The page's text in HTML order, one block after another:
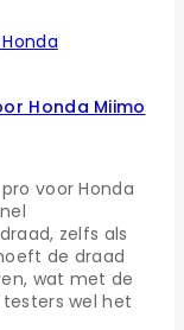
Honda Miimo
voor Honda
zelfs als
de draad
wat met de
wel het